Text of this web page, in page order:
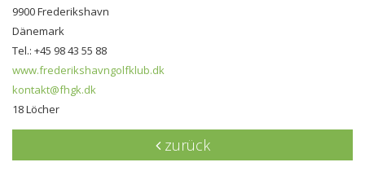
9900 Frederikshavn
Dänemark
Tel.: +45 98 43 55 88
www.frederikshavngolfklub.dk
kontakt@fhgk.dk
18 Löcher
zurück